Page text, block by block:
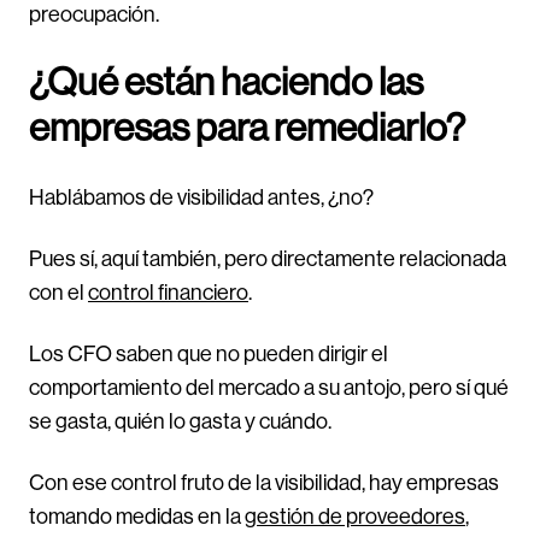
preocupación.
¿Qué están haciendo las
empresas para remediarlo?
Hablábamos de visibilidad antes, ¿no?
Pues sí, aquí también, pero directamente relacionada
con el control financiero.
Los CFO saben que no pueden dirigir el
comportamiento del mercado a su antojo, pero sí qué
se gasta, quién lo gasta y cuándo.
Con ese control fruto de la visibilidad, hay empresas
tomando medidas en lagestión de proveedores,